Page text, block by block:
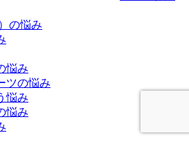
の悩み
悩み
ツの悩み
悩み
悩み